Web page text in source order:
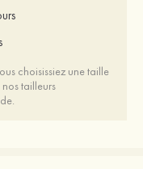
choisissiez une taille
tailleurs